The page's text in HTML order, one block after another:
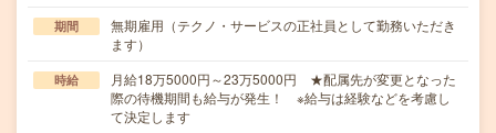
期間
無期雇用（テクノ・サービスの正社員として勤務いただき
ます）
時給
月給18万5000円～23万5000円 ★配属先が変更となった
際の待機期間も給与が発生！ ※給与は経験などを考慮し
て決定します